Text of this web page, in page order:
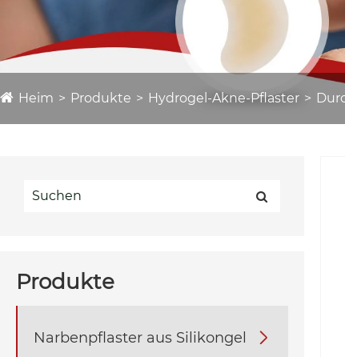
Heim Produkte Hydrogel-Akne-Pflaster
Produkte
Narbenpflaster aus Silikongel 